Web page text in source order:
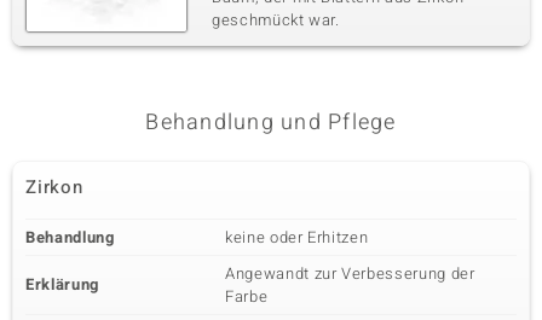
geschmückt war.
Behandlung und Pflege
Zirkon
Behandlung keine oder Erhitzen
Erklärung
Angewandt zur Verbesserung der
Farbe